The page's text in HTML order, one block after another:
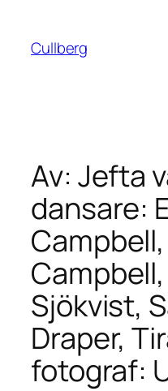
innehåll
Cullberg
Av: Jefta
dansare:
Sjökvist,
Draper,
fotograf: